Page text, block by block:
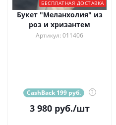
БЕСПЛАТНАЯ ДОСТАВКА
Букет "Меланхолия" из
роз и хризантем
Артикул: 011406
CashBack 199 руб. ?
3 980руб./шт